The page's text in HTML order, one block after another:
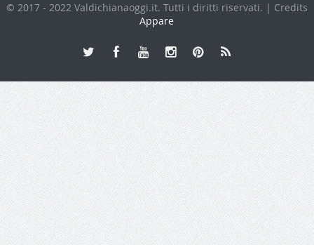
© 2017 - 2022 Valdichianaoggi.it. Tutti i diritti riservati. | Credits
Appare